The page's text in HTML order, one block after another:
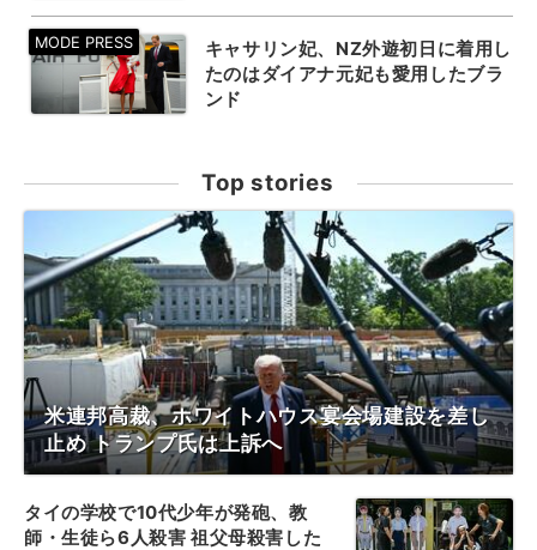
キャサリン妃、NZ外遊初日に着用し
たのはダイアナ元妃も愛用したブラ
ンド
Top stories
米連邦高裁、ホワイトハウス宴会場建設を差し
止め トランプ氏は上訴へ
タイの学校で10代少年が発砲、教
師・生徒ら6人殺害 祖父母殺害した